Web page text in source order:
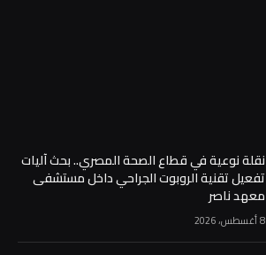
نقلة نوعية في قطاع الصحة المصري.. بحث آليات
تفعيل تقنية الروبوت الجراحي داخل مستشفى
معهد ناصر
8 أغسطس، 2026